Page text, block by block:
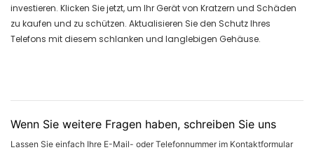
investieren. Klicken Sie jetzt, um Ihr Gerät von Kratzern und Schäden
zu kaufen und zu schützen. Aktualisieren Sie den Schutz Ihres
Telefons mit diesem schlanken und langlebigen Gehäuse.
Wenn Sie weitere Fragen haben, schreiben Sie uns
Lassen Sie einfach Ihre E-Mail- oder Telefonnummer im Kontaktformular